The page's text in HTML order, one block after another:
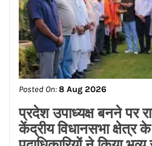
Posted On:8 Aug 2026
ਡਾ.ਐਸ.ਪੀ.ਸਿੰਘ
ਅਸ਼ੋਕ ਕੁਮਾਰ ਦਾ ਮ੍ਰਿਤਕ
ਭਾਰਤ ਪਹੁੰਚਿਆ